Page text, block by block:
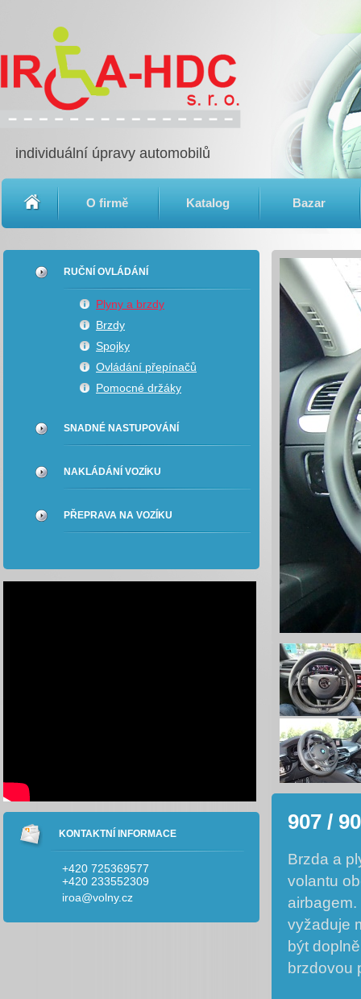
O firmě Katalog Bazar
individuální úpravy automobilů
RUČNÍ OVLÁDÁNÍ
Plyny a brzdy
Brzdy
Spojky
Ovládání přepínačů
Pomocné držáky
SNADNÉ NASTUPOVÁNÍ
NAKLÁDÁNÍ VOZÍKU
PŘEPRAVA NA VOZÍKU
KONTAKTNÍ INFORMACE
+420 725369577
+420 233552309
iroa@volny.cz
907 /
Brzda a
volantu
vyžaduje
být
brzdovou